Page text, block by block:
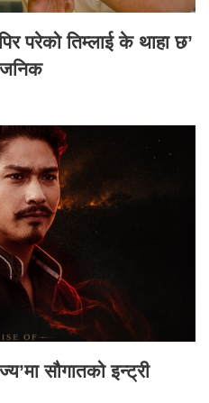
परेको तिम्लाई के थाहा छ’
सौगातको इन्ट्री